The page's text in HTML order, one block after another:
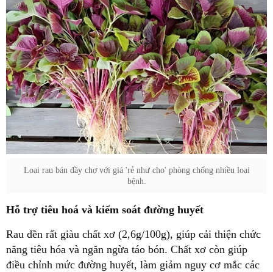
Loại rau bán đầy chợ với giá 'rẻ như cho' phòng chống nhiều loại
bệnh.
Hỗ trợ tiêu hoá và kiểm soát đường huyết
Rau dền rất giàu chất xơ (2,6g/100g), giúp cải thiện chức
năng tiêu hóa và ngăn ngừa táo bón. Chất xơ còn giúp
điều chỉnh mức đường huyết, làm giảm nguy cơ mắc các